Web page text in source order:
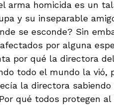
arma homicida es un
y su inseparable
se esconde? Sin
por alguna
por qué la directora
todo el mundo la vió,
la directora
qué todos protegen